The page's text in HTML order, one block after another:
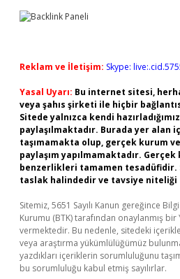
Reklam ve İletişim: Skype:
Yasal Uyarı: Bu internet sitesi,
veya şahıs şirketi ile hiçbir
Sitede yalnızca kendi
paylaşılmaktadır. Burada yer alan
taşımamakta olup, gerçek kurum
paylaşım yapılmamaktadır.
benzerlikleri tamamen
taslak halindedir ve tavsiye niteliği
Sitemiz, 5651 Sayılı Kanun gereğince
Kurumu (BTK) tarafından onaylanmış bir
vermektedir. Bu nedenle, sitedeki
veya araştırma yükümlülüğümüz
yazdıkları içeriklerin sorumluluğunu
bu sorumluluğu kabul etmiş sayılırlar.